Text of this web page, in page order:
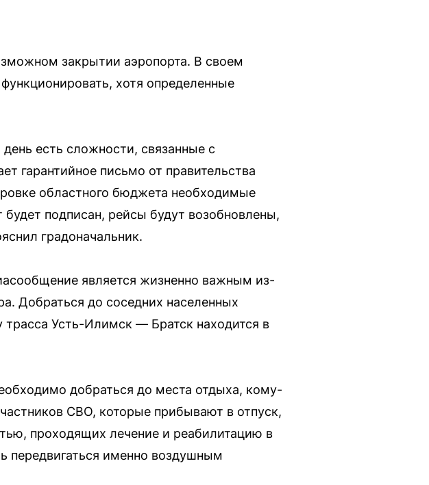
закрытии аэропорта. В своем
хотя определенные
есть сложности, связанные с
гарантийное письмо от правительства
областного бюджета необходимые
подписан, рейсы будут возобновлены,
градоначальник.
является жизненно важным из-
Добраться до соседних населенных
Усть-Илимск — Братск находится в
добраться до места отдыха, кому-
СВО, которые прибывают в отпуск,
проходящих лечение и реабилитацию в
передвигаться именно воздушным